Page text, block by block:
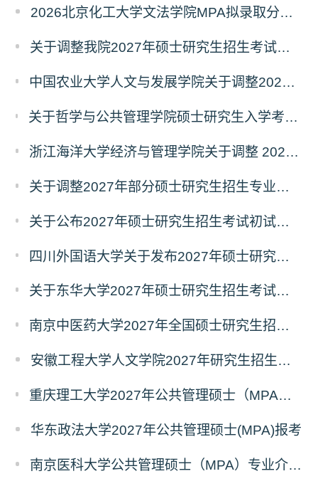
2026北京化工大学文法学院MPA拟录取分析解读
关于调整我院2027年硕士研究生招生考试科目及参考书的通知
中国农业大学人文与发展学院关于调整2027年硕士研究生招生考试初试科目的通知
关于哲学与公共管理学院硕士研究生入学考试（初试） 考试科目及参考书目变更的通知（二）
浙江海洋大学经济与管理学院关于调整 2027年硕士研究生招生考试初试科目的公告
关于调整2027年部分硕士研究生招生专业初试考试科目的公告（持续更新中）
关于公布2027年硕士研究生招生考试初试自命题科目考试大纲的通知
四川外国语大学关于发布2027年硕士研究生招生考试自命题科目大纲的公告
关于东华大学2027年硕士研究生招生考试（初试）招生目录拟调整公告（一）
南京中医药大学2027年全国硕士研究生招生考试初试自命题科目考试内容及参考书目
安徽工程大学人文学院2027年研究生招生简章
重庆理工大学2027年公共管理硕士（MPA）专业学位研究生（双证）报考
华东政法大学2027年公共管理硕士(MPA)报考
南京医科大学公共管理硕士（MPA）专业介绍（2027年）